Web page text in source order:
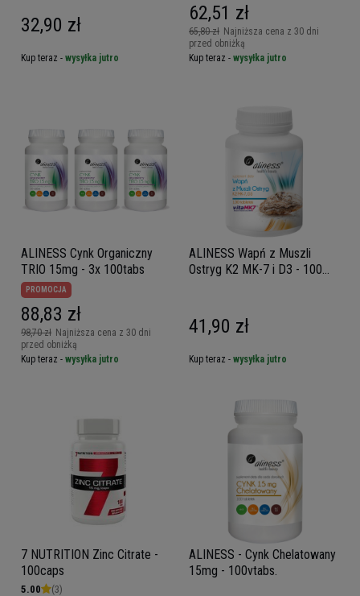
32,90 zł
Kup teraz - wysyłka jutro
65,80 zł Najniższa cena z 30 dni
przed obniżką
62,51 zł
Kup teraz - wysyłka jutro
ALINESS Cynk Organiczny
TRIO 15mg - 3x 100tabs
PROMOCJA
98,70 zł Najniższa cena z 30 dni
przed obniżką
88,83 zł
Kup teraz - wysyłka jutro
ALINESS Wapń z Muszli
Ostryg K2 MK-7 i D3 - 100
41,90 zł
Kup teraz - wysyłka jutro
7 NUTRITION Zinc Citrate -
100caps
5.00 (3)
ALINESS - Cynk Chelatowany
15mg - 100vtabs.